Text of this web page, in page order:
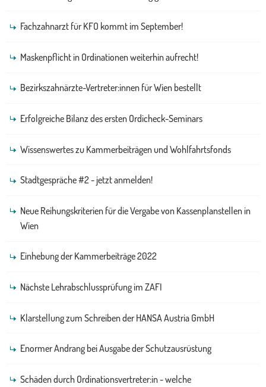
Fachzahnarzt für KFO kommt im September!
Maskenpflicht in Ordinationen weiterhin aufrecht!
Bezirkszahnärzte-Vertreter:innen für Wien bestellt
Erfolgreiche Bilanz des ersten Ordicheck-Seminars
Wissenswertes zu Kammerbeiträgen und Wohlfahrtsfonds
Stadtgespräche #2 - jetzt anmelden!
Neue Reihungskriterien für die Vergabe von Kassenplanstellen in
Wien
Einhebung der Kammerbeiträge 2022
Nächste Lehrabschlussprüfung im ZAFI
Klarstellung zum Schreiben der HANSA Austria GmbH
Enormer Andrang bei Ausgabe der Schutzausrüstung
Schäden durch Ordinationsvertreter:in - welche